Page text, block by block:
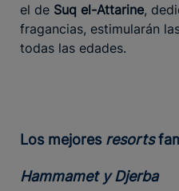
el de Suq el-Attarine,
fragancias, estimularán
todas las edades.
Los mejores resorts
Hammamet y Djerba